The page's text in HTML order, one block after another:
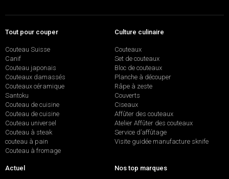
Tout pour couper
Couteau Suisse
Canif
Couteau japonais
Couteaux damassés
Couteaux céramique
Santoku
Couteau de cuisine
Couteau de cuisine
Couteau universel
Couteau à steak
couteau à pain
Couteau à fromage
Culture culinaire
Couteaux
Set de couteaux
Bloc de couteaux
Planche à découper
Râpe à zeste
Couverts
Ciseaux
Affûter des couteaux
Atelier Affûter des couteaux
Service d’affûtage
Visite guidée manufacture sknife
Actuel Nos top marques